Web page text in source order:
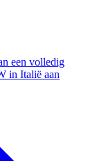
een volledig
in Italië aan